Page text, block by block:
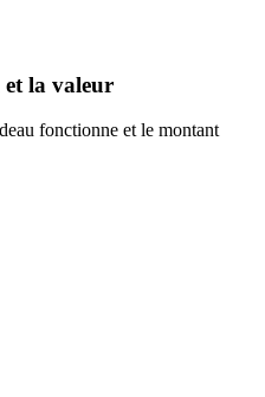
et la valeur
fonctionne et le montant